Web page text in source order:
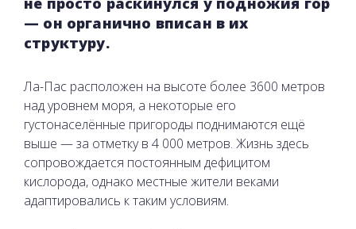
— он органично вписан в их
структуру.
Ла-Пас расположен на высоте более 3600 метров
над уровнем моря, а некоторые его
густонаселённые пригороды поднимаются ещё
выше — за отметку в 4 000 метров. Жизнь здесь
сопровождается постоянным дефицитом
кислорода, однако местные жители веками
адаптировались к таким условиям.